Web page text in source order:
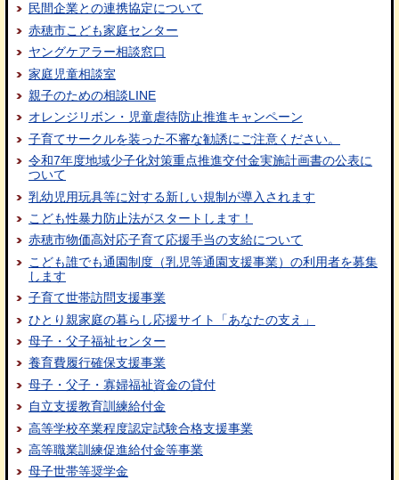
民間企業との連携協定について
赤穂市こども家庭センター
ヤングケアラー相談窓口
家庭児童相談室
親子のための相談LINE
オレンジリボン・児童虐待防止推進キャンペーン
子育てサークルを装った不審な勧誘にご注意ください。
令和7年度地域少子化対策重点推進交付金実施計画書の公表に
ついて
乳幼児用玩具等に対する新しい規制が導入されます
こども性暴力防止法がスタートします！
赤穂市物価高対応子育て応援手当の支給について
こども誰でも通園制度（乳児等通園支援事業）の利用者を募集
します
子育て世帯訪問支援事業
ひとり親家庭の暮らし応援サイト「あなたの支え」
母子・父子福祉センター
養育費履行確保支援事業
母子・父子・寡婦福祉資金の貸付
自立支援教育訓練給付金
高等学校卒業程度認定試験合格支援事業
高等職業訓練促進給付金等事業
母子世帯等奨学金